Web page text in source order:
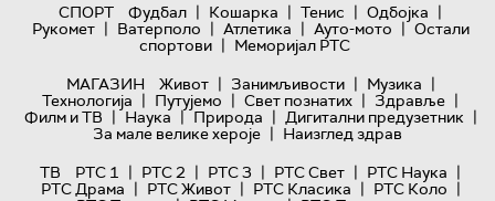
СПОРТ
Фудбал | Кошарка | Тенис | Одбојка |
Рукомет | Ватерполо | Атлетика | Ауто-мото | Остали
спортови | Меморијал РТС
МАГАЗИН
Живот | Занимљивости | Музика |
Технологијa | Путујемо | Свет познатих | Здравље |
Филм и ТВ | Наука | Природа | Дигитални предузетник |
За мале велике хероје | Наизглед здрав
ТВ
РТС 1 | РТС 2 | РТС 3 | РТС Свет | РТС Наука |
РТС Драма | РТС Живот | РТС Класика | РТС Коло |